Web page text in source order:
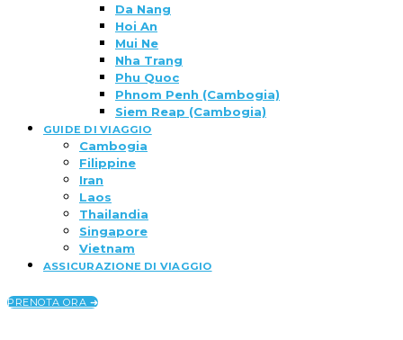
Da Nang
Hoi An
Mui Ne
Nha Trang
Phu Quoc
Phnom Penh (Cambogia)
Siem Reap (Cambogia)
GUIDE DI VIAGGIO
Cambogia
Filippine
Iran
Laos
Thailandia
Singapore
Vietnam
ASSICURAZIONE DI VIAGGIO
PRENOTA ORA ➜